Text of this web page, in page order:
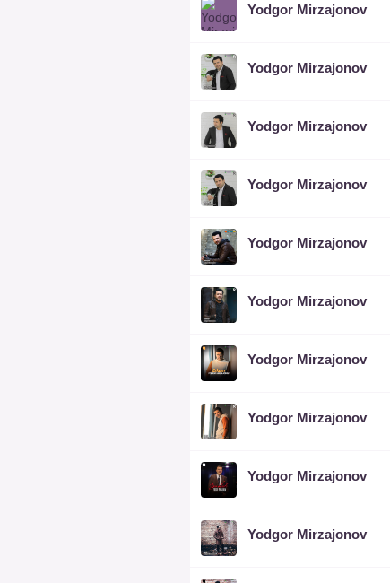
Yodgor Mirzajonov
Yodgor Mirzajonov
Yodgor Mirzajonov
Yodgor Mirzajonov
Yodgor Mirzajonov
Yodgor Mirzajonov
Yodgor Mirzajonov
Yodgor Mirzajonov
Yodgor Mirzajonov
Yodgor Mirzajonov